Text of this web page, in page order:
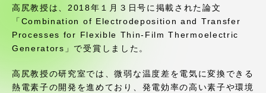
高尻教授は、2018年１月３日号に掲載された論文
「Combination of Electrodeposition and Transfer
Processes for Flexible Thin-Film Thermoelectric
Generators」で受賞しました。
高尻教授の研究室では、微弱な温度差を電気に変換できる
熱電素子の開発を進めており、発電効率の高い素子や環境
学外連携
学園ネットワーク
各種情報・お問い合わせ